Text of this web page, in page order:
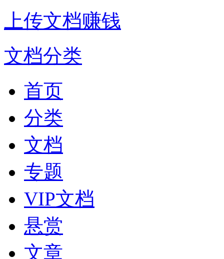
上传文档赚钱
文档分类
首页
分类
文档
专题
VIP文档
悬赏
文章